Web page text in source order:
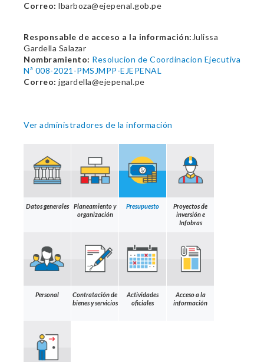
Correo: lbarboza@ejepenal.gob.pe
Responsable de acceso a la información: Julissa
Gardella Salazar
Nombramiento: Resolucion de Coordinacion Ejecutiva
Nª 008-2021-PMSJMPP-EJEPENAL
Correo: jgardella@ejepenal.pe
Ver administradores de la información
Datos generales
Planeamiento y
organización
Presupuesto
Proyectos de
inversión e
Infobras
Personal
Contratación de
bienes y servicios
Actividades
oficiales
Acceso a la
información